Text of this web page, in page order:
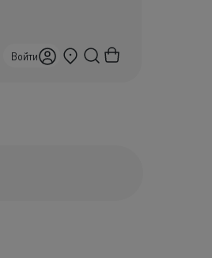
Войти Краснодар